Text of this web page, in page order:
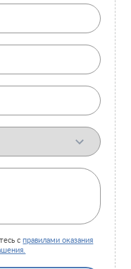
справилами оказания